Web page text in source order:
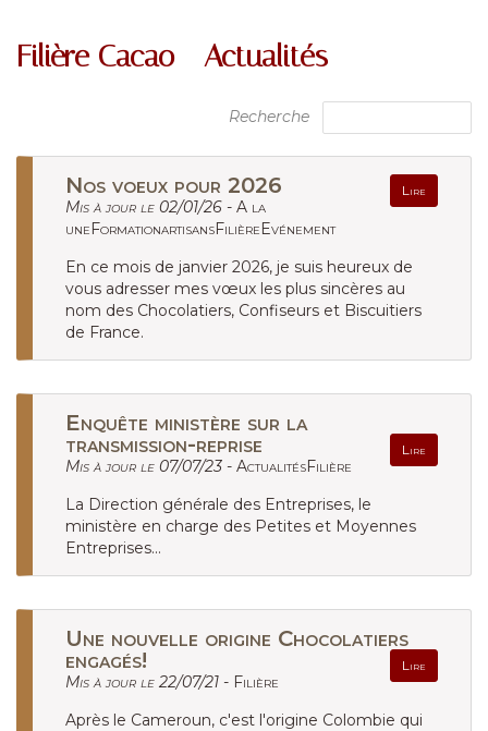
Filière Cacao - Actualités
Recherche
Nos voeux pour 2026 Lire
Mis à jour le 02/01/26 - A la
uneFormationartisansFilièreEvénement
En ce mois de janvier 2026, je suis heureux de
vous adresser mes vœux les plus sincères au
nom des Chocolatiers, Confiseurs et Biscuitiers
de France.
Enquête ministère sur la
transmission-reprise
Lire
Mis à jour le 07/07/23 - ActualitésFilière
La Direction générale des Entreprises, le
ministère en charge des Petites et Moyennes
Entreprises...
Une nouvelle origine Chocolatiers
engagés!
Lire
Mis à jour le 22/07/21 - Filière
Après le Cameroun, c'est l'origine Colombie qui